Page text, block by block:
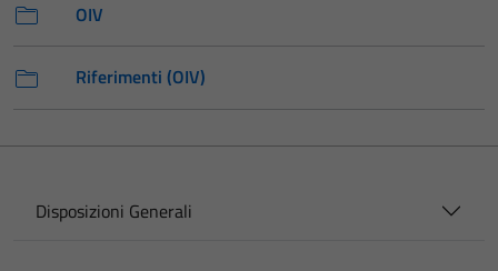
OIV
Riferimenti (OIV)
Disposizioni Generali